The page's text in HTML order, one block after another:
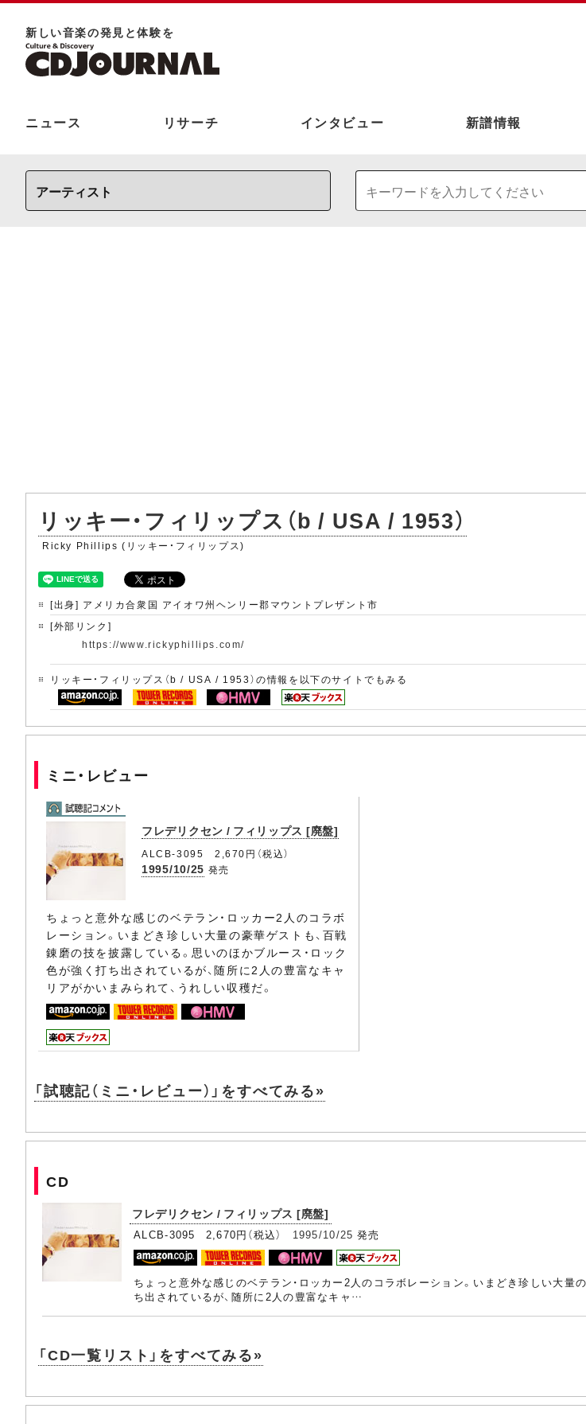
新しい⾳楽の発⾒と体験を
ニュース リサーチ インタビュー 新譜情報
リッキー・フィリップス（b / USA / 1953）
Ricky Phillips (リッキー・フィリップス)
[出身] アメリカ合衆国 アイオワ州ヘンリー郡マウントプレザント市
[外部リンク]
https://www.rickyphillips.com/
リッキー・フィリップス（b / USA / 1953）の情報を以下のサイトでもみる
ミニ・レビュー
フレデリクセン / フィリップス [廃盤]
ALCB-3095 2,670円（税込）
1995/10/25 発売
ちょっと意外な感じのベテラン・ロッカー2人のコラボ
レーション。いまどき珍しい大量の豪華ゲストも、百戦
錬磨の技を披露している。思いのほかブルース・ロック
色が強く打ち出されているが、随所に2人の豊富なキャ
リアがかいまみられて、うれしい収穫だ。
「試聴記（ミニ・レビュー）」をすべてみる»
CD
フレデリクセン / フィリップス [廃盤]
ALCB-3095 2,670円（税込） 1995/10/25 発売
ちょっと意外な感じのベテラン・ロッカー2人のコラボレーション。いまどき珍しい大
ち出されているが、随所に2人の豊富なキャ…
「CD一覧リスト」をすべてみる»